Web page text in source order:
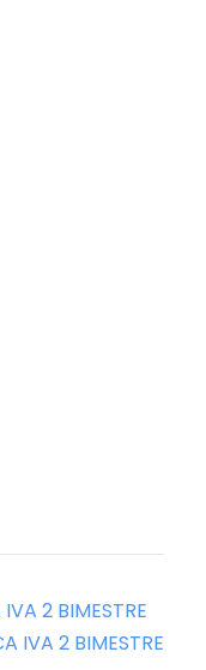
2 BIMESTRE
IVA 2 BIMESTRE